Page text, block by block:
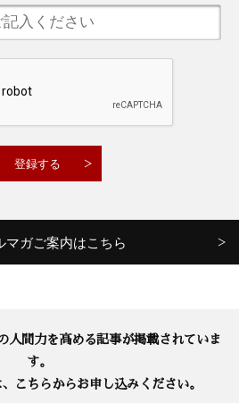
マガご案内はこちら
人間力を高める記事が掲載されていま
す。
こちらからお申し込みください。